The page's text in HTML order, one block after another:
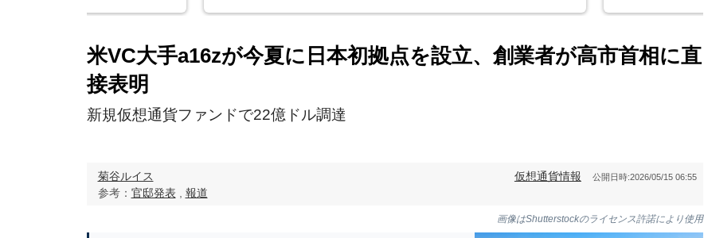
米VC大手a16zが今夏に日本初拠点を設立、創業者が高市首相に直
接表明
新規仮想通貨ファンドで22億ドル調達
菊谷ルイス
参考： 官邸発表 報道
仮想通貨情報 公開日時:2026/05/15 06:55
画像はShutterstockのライセンス許諾により使用